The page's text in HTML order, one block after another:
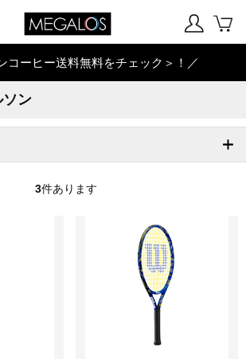
コーヒー送料無料をチェック＞！／
ン
3件あります